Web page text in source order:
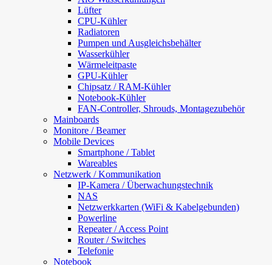
Lüfter
CPU-Kühler
Radiatoren
Pumpen und Ausgleichsbehälter
Wasserkühler
Wärmeleitpaste
GPU-Kühler
Chipsatz / RAM-Kühler
Notebook-Kühler
FAN-Controller, Shrouds, Montagezubehör
Mainboards
Monitore / Beamer
Mobile Devices
Smartphone / Tablet
Wareables
Netzwerk / Kommunikation
IP-Kamera / Überwachungstechnik
NAS
Netzwerkkarten (WiFi & Kabelgebunden)
Powerline
Repeater / Access Point
Router / Switches
Telefonie
Notebook